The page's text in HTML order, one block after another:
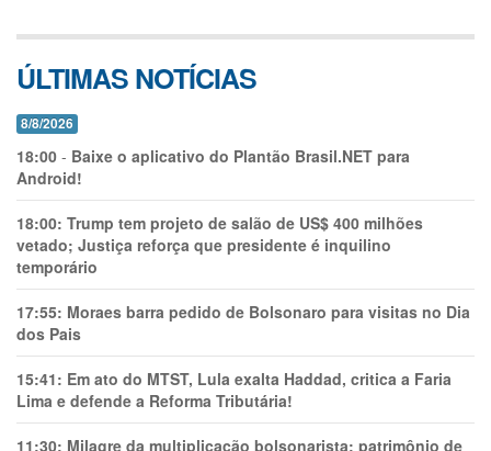
ÚLTIMAS NOTÍCIAS
8/8/2026
18:00 - Baixe o aplicativo do Plantão Brasil.NET para
Android!
18:00: Trump tem projeto de salão de US$ 400 milhões
vetado; Justiça reforça que presidente é inquilino
temporário
17:55: Moraes barra pedido de Bolsonaro para visitas no Dia
dos Pais
15:41: Em ato do MTST, Lula exalta Haddad, critica a Faria
Lima e defende a Reforma Tributária!
11:30: Milagre da multiplicação bolsonarista: patrimônio de